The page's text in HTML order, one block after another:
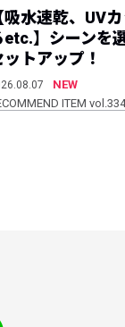
吸水速乾、UV
etc.】シーンを
ットアップ！
NEW
ITEM vol.334